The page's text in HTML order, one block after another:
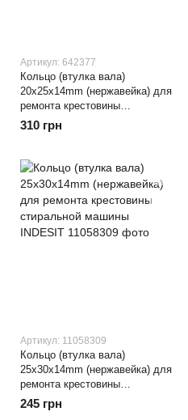
Артикул: 642377
Кольцо (втулка вала)
20x25x14mm (нержавейка) для
ремонта крестовины
стиральной машины
310 грн
Артикул: 11058309
Кольцо (втулка вала)
25x30x14mm (нержавейка) для
ремонта крестовины
стиральной машины INDESIT
245 грн